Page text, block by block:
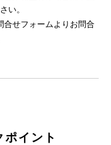
い。
合せフォームよりお問合
ポイント